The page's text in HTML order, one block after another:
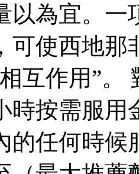
以為宜。一
可使西地
互作用”。
時按需服用
的任何時候